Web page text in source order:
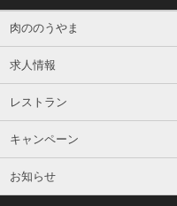
肉ののうやま
求人情報
レストラン
キャンペーン
お知らせ